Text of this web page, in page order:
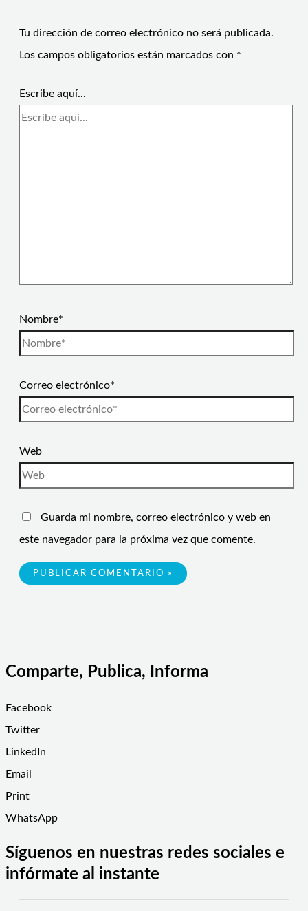
Tu dirección de correo electrónico no será publicada.
Los campos obligatorios están marcados con *
Escribe aquí...
Nombre*
Correo electrónico*
Web
Guarda mi nombre, correo electrónico y web en
este navegador para la próxima vez que comente.
Comparte, Publica, Informa
Facebook
Twitter
LinkedIn
Email
Print
WhatsApp
Síguenos en nuestras redes sociales e
infórmate al instante